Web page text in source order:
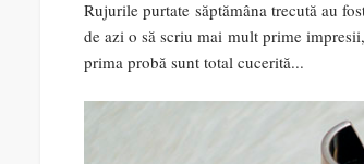
Rujurile purtate săptămâna trecută au
de azi o să scriu mai mult prime
prima probă sunt total cucerită...